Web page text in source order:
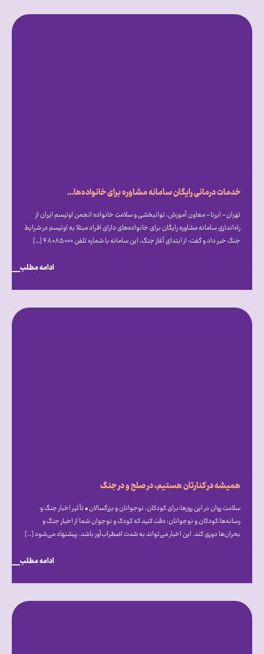
خدمات درمانی رایگان سامانه مشاوره برای خانواده‌های اوتیسمی در شرایط جنگ
تهران- ایرنا- معاون آموزش، توانبخشی و سلامت خانواده انجمن اوتیسم ایران از
راه‌اندازی سامانه مشاوره رایگان برای خانواده‌های دارای افراد مبتلا به اوتیسم در شرایط
جنگ خبر داد و گفت: از ابتدای آغاز جنگ، این سامانه با شماره تلفن ۴۸۰۸۵۰۰۰ […]
ادامه مطلب
همیشه در کنارتان هستیم، در صلح و در جنگ
سلامت روان در این روزها:برای کودکان، نوجوانان و بزرگسالان • تأثیر اخبار جنگ و
رسانه‌ها:کودکان و نوجوانان: دقت کنید که کودک و نوجوان شما از اخبار جنگ و
بحران‌ها دوری کند. این اخبار می‌تواند به شدت اضطراب‌آور باشد. پیشنهاد می‌شود […]
ادامه مطلب